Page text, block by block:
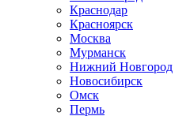
Краснодар
Красноярск
Москва
Мурманск
Нижний Новгород
Новосибирск
Омск
Пермь